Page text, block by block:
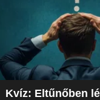
Kvíz: Eltűnőben